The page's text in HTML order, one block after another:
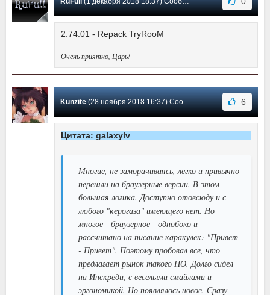
2.74.01 - Repack TryRooM
Очень приятно, Царь!
Kunzite(28 ноября 2018 16:37) Сообщение #109 6
Цитата: galaxylv
Многие, не заморачиваясь, легко и привычно
перешли на браузерные версии. В этом -
большая логика. Доступно отовсюду и с
любого "керогаза" имеющего нет. Но
многое - браузерное - однобоко и
рассчитано на писание каракулек: "Привет
- Привет". Поэтому пробовал все, что
предлагает рынок такого ПО. Долго сидел
на Инскреди, с веселыми смайлами и
эргономикой. Но появлялось новое. Сразу